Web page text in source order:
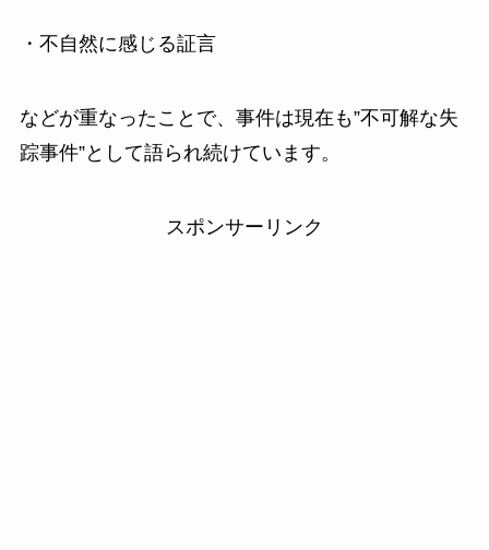
・不自然に感じる証言
などが重なったことで、事件は現在も”不可解な失
踪事件”として語られ続けています。
スポンサーリンク